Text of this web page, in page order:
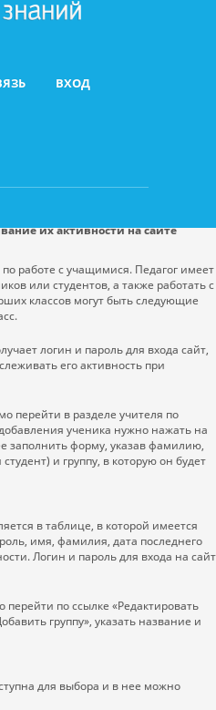
ВХОД
их активности на сайте
работе с учащимися. Педагог имеет
или студентов, а также работать с
классов могут быть следующие
логин и пароль для входа сайт,
его активность при
перейти в разделе учителя по
ученика нужно нажать на
заполнить форму, указав фамилию,
и группу, в которую он будет
в таблице, в которой имеется
имя, фамилия, дата последнего
Логин и пароль для входа на сайт
по ссылке «Редактировать
группу», указать название и
для выбора и в нее можно